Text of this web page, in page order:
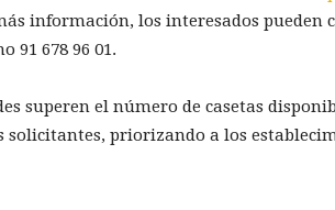
información, los interesados pueden
91 678 96 01.
superen el número de casetas
solicitantes, priorizando a los